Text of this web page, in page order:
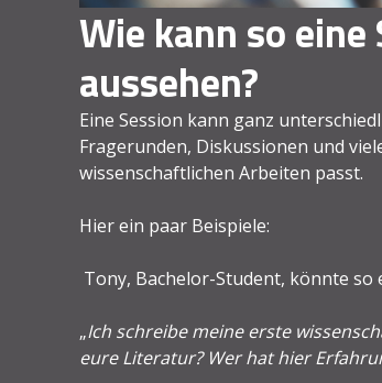
Wie kann so eine
aussehen?
Eine Session kann ganz
Fragerunden, Diskussionen und
wissenschaftlichen Arbeiten passt.
Hier ein paar Beispiele:
Tony, Bachelor-Student, könnte so
„Ich schreibe meine erste
eure Literatur? Wer hat hier